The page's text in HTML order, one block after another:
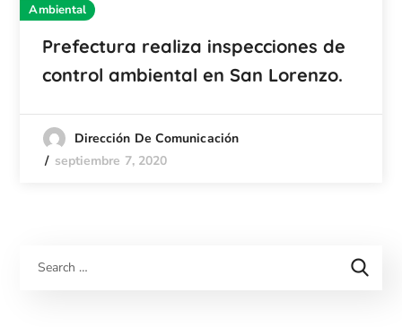
Ambiental
Prefectura realiza inspecciones de
control ambiental en San Lorenzo.
Dirección De Comunicación
septiembre 7, 2020